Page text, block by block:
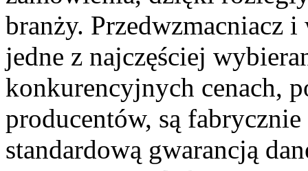
branży. Przedwzmacniacz
jedne z najczęściej
konkurencyjnych cenach,
producentów, są
standardową gwarancją